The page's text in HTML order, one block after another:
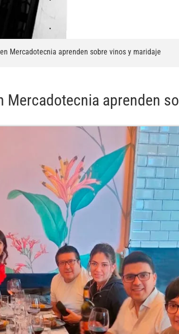
Mercadotecnia aprenden sobre vinos y maridaje
Mercadotecnia aprenden